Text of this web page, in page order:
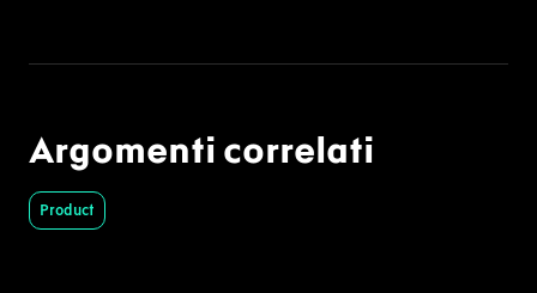
Argomenti correlati
Product